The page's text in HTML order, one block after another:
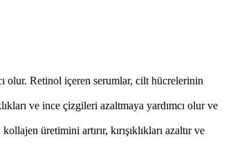
olur. Retinol içeren serumlar, cilt hücrelerinin
ve ince çizgileri azaltmaya yardımcı olur ve
üretimini artırır, kırışıklıkları azaltır ve